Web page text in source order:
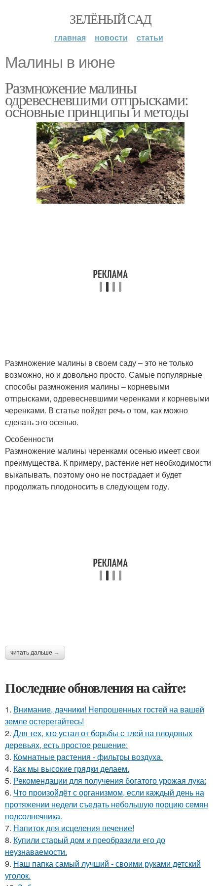
ЗЕЛЁНЫЙ САД
главная новости статьи
Малины в июне
Размножение малины
одревесневшими отпрысками:
основные принципы и методы
Размножение малины в своем саду – это не только
возможно, но и довольно просто. Самые популярные
способы размножения малины – корневыми
отпрысками, одревесневшими черенками и корневыми
черенками. В статье пойдет речь о том, как можно
сделать это осенью.
Особенности
Размножение малины черенками осенью имеет свои
преимущества. К примеру, растение нет необходимости
выкапывать, поэтому оно не пострадает и будет
продолжать плодоносить в следующем году.
читать дальше →
Последние обновления на сайте:
1. Внимание, дачники! Непрошенных гостей на вашей
земле остерегайтесь!
2. Для тех, кто устал от борьбы с тлей на плодовых
деревьях, есть простое решение:
3. Комнатные растения - фильтры воздуха.
4. Как мы высокие грядки делаем.
5. Рекомендации для получения богатого урожая лука:
6. Что произойдёт с организмом, если каждый день на
протяжении недели съедать небольшую порцию семян
подсолнечника.
7. Напиток для исцеления печение!
8. Купили старый дом и преобразили его до
неузнаваемости.
9. Наш папка самый лучший - своими руками детский
уголок.